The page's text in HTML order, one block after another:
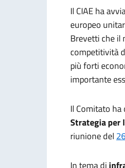
Il CIAE ha
europeo
Brevetti che il
competitività
più forti
importante
Il Comitato
Strategia per
riunione del
In tema di